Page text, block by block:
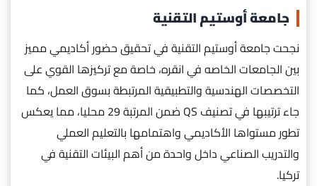
جامعة أوستيم التقنية
نجحت جامعة أوستيم التقنية في تحقيق حضور أكاديمي مميز
بين الجامعات الخاصه في انقره، خاصة مع تركيزها القوي على
التخصصات الهندسية والتطبيقية المرتبطة بسوق العمل، كما
جاء ترتيبها في تصنيف QS ضمن المرتبة 29 محليا، مما يعكس
تطور مستواها الأكاديمي واهتمامها بالتعليم العملي
والتدريب الصناعي داخل واحدة من أهم البيئات التقنية في
تركيا.